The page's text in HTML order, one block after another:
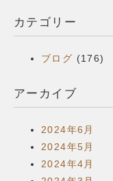
カテゴリー
ブログ (176)
アーカイブ
2024年6月
2024年5月
2024年4月